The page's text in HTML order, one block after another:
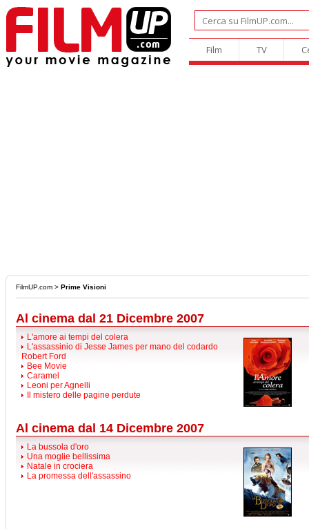
Film TV
FilmUP.com > Prime Visioni
Al cinema dal 21 Dicembre 2007
L'amore ai tempi del colera
L'assassinio di Jesse James per mano del codardo
Robert Ford
Bee Movie
Caramel
Leoni per Agnelli
Il mistero delle pagine perdute
Al cinema dal 14 Dicembre 2007
La bussola d'oro
Una moglie bellissima
Natale in crociera
La promessa dell'assassino